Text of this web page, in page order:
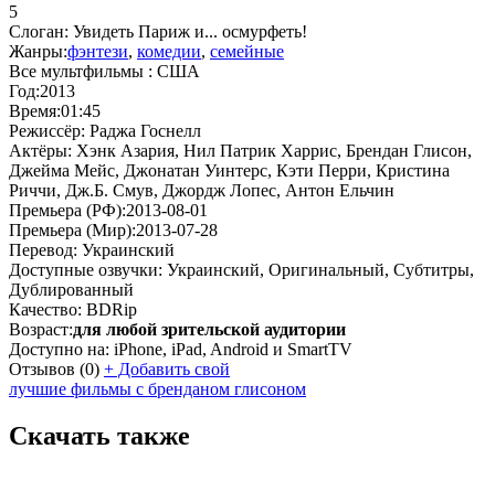
5
Слоган: Увидеть Париж и... осмурфеть!
Жанры:фэнтези, комедии, семейные
Все мультфильмы : США
Год:2013
Время:01:45
Режиссёр: Раджа Госнелл
Актёры: Хэнк Азария, Нил Патрик Харрис, Брендан Глисон,
Джейма Мейс, Джонатан Уинтерс, Кэти Перри, Кристина
Риччи, Дж.Б. Смув, Джордж Лопес, Антон Ельчин
Премьера (РФ):2013-08-01
Премьера (Мир):2013-07-28
Перевод: Украинский
Доступные озвучки: Украинский, Оригинальный, Субтитры,
Дублированный
Качество: BDRip
Возраст:для любой зрительской аудитории
Доступно на: iPhone, iPad, Android и SmartTV
Отзывов (0) + Добавить свой
лучшие фильмы с бренданом глисоном
Скачать также